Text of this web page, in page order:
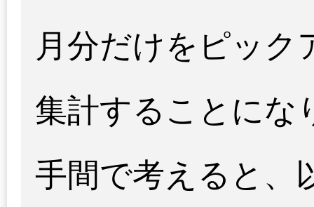
月分だけをピック
集計することにな
手間で考えると、